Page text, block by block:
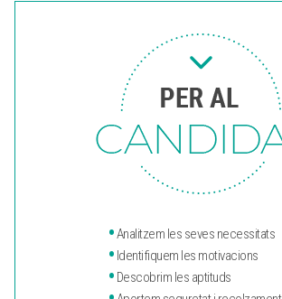
•Analitzem les seves necessitats
• Identifiquem les motivacions
• Descobrim les aptituds